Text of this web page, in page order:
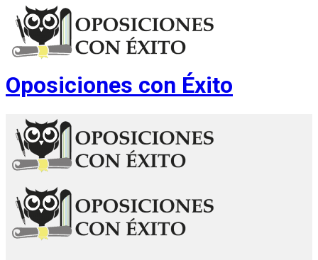
Oposiciones con Éxito